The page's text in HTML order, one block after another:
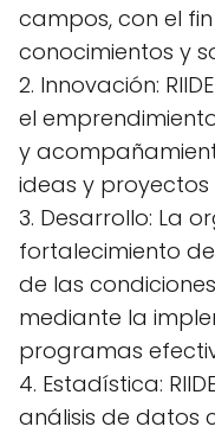
campos, con el
conocimientos y
2. Innovación:
el
y
ideas y proyectos
3. Desarrollo: La
fortalecimiento
de las
mediante la
programas
4. Estadística:
análisis de datos